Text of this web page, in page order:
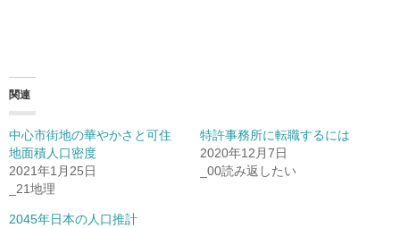
関連
中心市街地の華やかさと可住
地面積人口密度
2021年1月25日
_21地理
特許事務所に転職するには
2020年12月7日
_00読み返したい
2045年日本の人口推計